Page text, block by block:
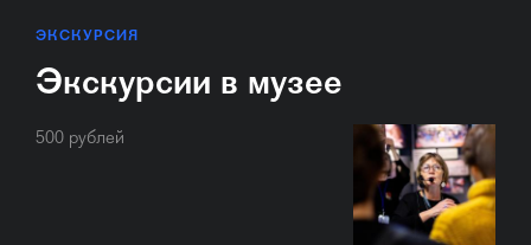
ЭКСКУРСИЯ
Экскурсии в музее
500 рублей